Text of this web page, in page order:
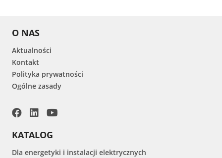
O NAS
Aktualności
Kontakt
Polityka prywatności
Ogólne zasady
KATALOG
Dla energetyki i instalacji elektrycznych